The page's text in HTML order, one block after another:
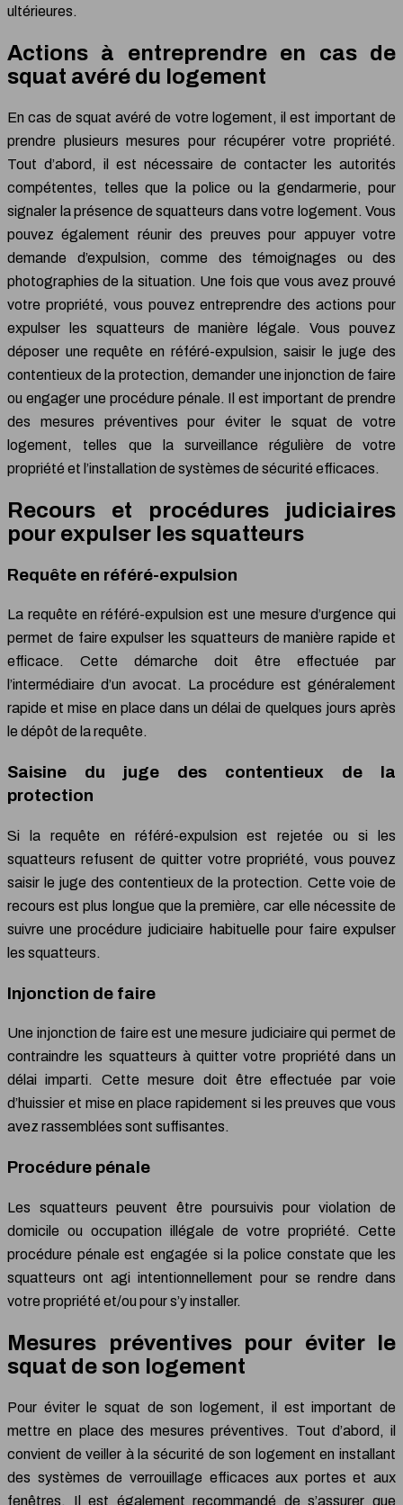
ultérieures.
Actions à entreprendre en cas de
squat avéré du logement
En cas de squat avéré de votre logement, il est important de
prendre plusieurs mesures pour récupérer votre propriété.
Tout d’abord, il est nécessaire de contacter les autorités
compétentes, telles que la police ou la gendarmerie, pour
signaler la présence de squatteurs dans votre logement. Vous
pouvez également réunir des preuves pour appuyer votre
demande d’expulsion, comme des témoignages ou des
photographies de la situation. Une fois que vous avez prouvé
votre propriété, vous pouvez entreprendre des actions pour
expulser les squatteurs de manière légale. Vous pouvez
déposer une requête en référé-expulsion, saisir le juge des
contentieux de la protection, demander une injonction de faire
ou engager une procédure pénale. Il est important de prendre
des mesures préventives pour éviter le squat de votre
logement, telles que la surveillance régulière de votre
propriété et l’installation de systèmes de sécurité efficaces.
Recours et procédures judiciaires
pour expulser les squatteurs
Requête en référé-expulsion
La requête en référé-expulsion est une mesure d’urgence qui
permet de faire expulser les squatteurs de manière rapide et
efficace. Cette démarche doit être effectuée par
l’intermédiaire d’un avocat. La procédure est généralement
rapide et mise en place dans un délai de quelques jours après
le dépôt de la requête.
Saisine du juge des contentieux de la
protection
Si la requête en référé-expulsion est rejetée ou si les
squatteurs refusent de quitter votre propriété, vous pouvez
saisir le juge des contentieux de la protection. Cette voie de
recours est plus longue que la première, car elle nécessite de
suivre une procédure judiciaire habituelle pour faire expulser
les squatteurs.
Injonction de faire
Une injonction de faire est une mesure judiciaire qui permet de
contraindre les squatteurs à quitter votre propriété dans un
délai imparti. Cette mesure doit être effectuée par voie
d’huissier et mise en place rapidement si les preuves que vous
avez rassemblées sont suffisantes.
Procédure pénale
Les squatteurs peuvent être poursuivis pour violation de
domicile ou occupation illégale de votre propriété. Cette
procédure pénale est engagée si la police constate que les
squatteurs ont agi intentionnellement pour se rendre dans
votre propriété et/ou pour s’y installer.
Mesures préventives pour éviter le
squat de son logement
Pour éviter le squat de son logement, il est important de
mettre en place des mesures préventives. Tout d’abord, il
convient de veiller à la sécurité de son logement en installant
des systèmes de verrouillage efficaces aux portes et aux
fenêtres. Il est également recommandé de s’assurer que